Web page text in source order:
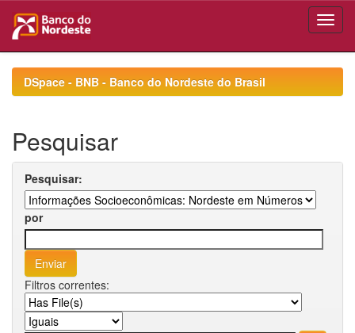
navigationDSpace - BNB - Banco do Nordeste do Brasil
Pesquisar
Pesquisar:
por
Filtros correntes: